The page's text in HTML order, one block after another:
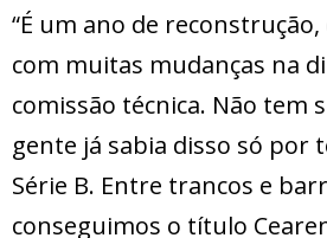
“É um ano de reconstrução,
com muitas mudanças na
comissão técnica. Não tem
gente já sabia disso só por
Série B. Entre trancos e
conseguimos o título